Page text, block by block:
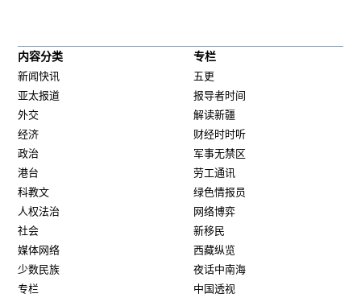
内容分类
新闻快讯
亚太报道
外交
经济
政治
港台
科教文
人权法治
社会
媒体网络
少数民族
专栏
专栏
五更
报导者时间
解读新疆
财经时时听
军事无禁区
劳工通讯
绿色情报员
网络博弈
新移民
西藏纵览
夜话中南海
中国透视